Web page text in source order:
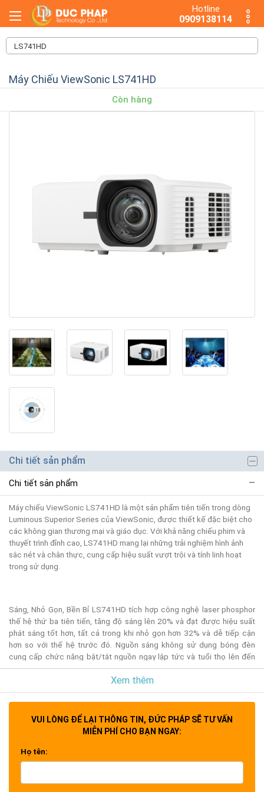
Hotline
0909138114
Máy Chiếu ViewSonic LS741HD
Còn hàng
Chi tiết sản phẩm
Chi tiết sản phẩm
Máy chiếu ViewSonic LS741HD là một sản phẩm tiên tiến trong dòng
Luminous Superior Series của ViewSonic, được thiết kế đặc biệt cho
các không gian thương mại và giáo dục. Với khả năng chiếu phim và
thuyết trình đỉnh cao, LS741HD mang lại những trải nghiệm hình ảnh
sắc nét và chân thực, cung cấp hiệu suất vượt trội và tính linh hoạt
trong sử dụng.
Sáng, Nhỏ Gọn, Bền Bỉ LS741HD tích hợp công nghệ laser phosphor
thế hệ thứ ba tiên tiến, tăng độ sáng lên 20% và đạt được hiệu suất
phát sáng tốt hơn, tất cả trong khi nhỏ gọn hơn 32% và dễ tiếp cận
hơn so với thế hệ trước đó. Nguồn sáng không sử dụng bóng đèn
cung cấp chức năng bật/tắt nguồn ngay lập tức và tuổi thọ lên đến
30.000 giờ mà không cần bảo dưỡng, đảm bảo chất lượng hình ảnh
nhất quán ngay cả trong thời gian sử dụng kéo dài.
Sáng Sủa - Nhỏ Gọn - Bền Bỉ
tiên tiến, tăng cường độ sáng thêm 20% và đạt hiệu suất phát sáng
tốt hơn, đồng thời nhỏ gọn hơn và dễ sử dụng hơn so với thế hệ trước.
Xem thêm
VUI LÒNG ĐỂ LẠI THÔNG TIN, ĐỨC PHÁP SẼ TƯ VẤN
MIỄN PHÍ CHO BẠN NGAY:
Họ tên: